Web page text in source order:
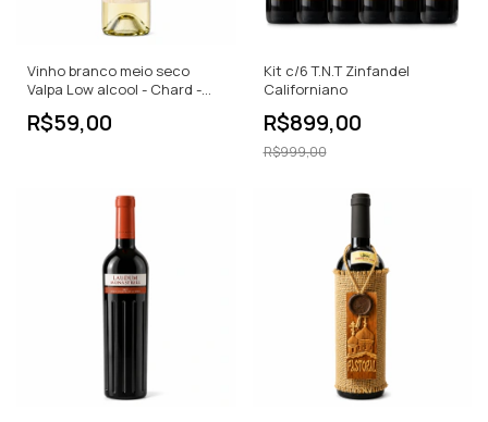
Vinho branco meio seco
Valpa Low alcool - Chard -
R$59,00
Kit c/6 T.N.T Zinfandel
Californiano
R$899,00
R$999,00